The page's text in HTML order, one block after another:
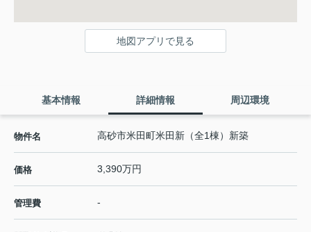
地図アプリで見る
基本情報 詳細情報 周辺環境
物件名 高砂市米田町米田新（全1棟）新築
価格 3,390万円
管理費 -